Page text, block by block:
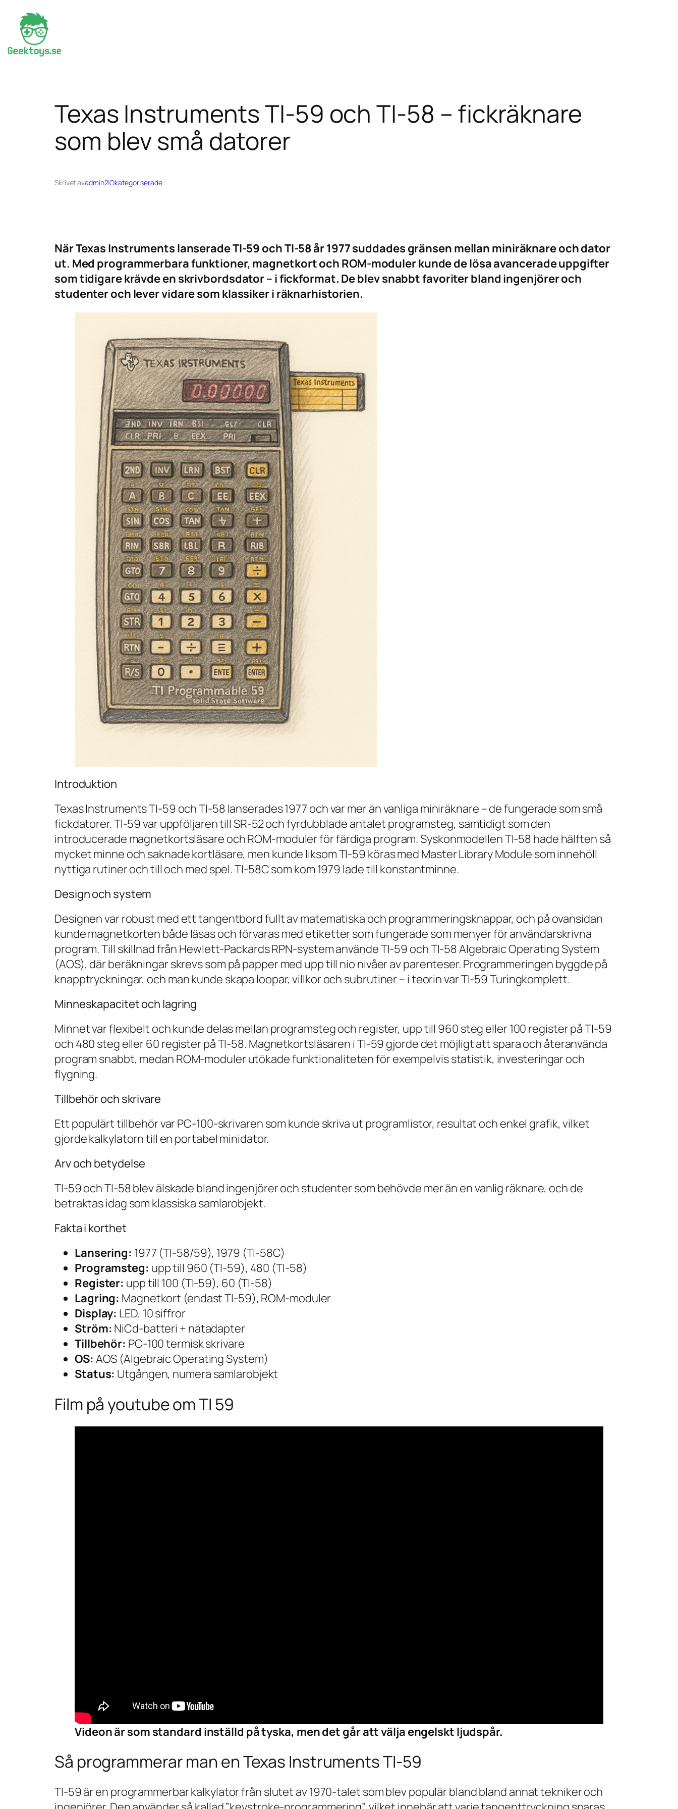
Hoppa
innehåll
Texas Instruments TI-59 och TI-58 – fickräknare
som blev små datorer
Skrivet avadmin2iOkategoriserade
När Texas Instruments lanserade TI-59 och TI-58 år 1977 suddades gränsen mellan miniräknare och dator
ut. Med programmerbara funktioner, magnetkort och ROM-moduler kunde de lösa avancerade uppgifter
som tidigare krävde en skrivbordsdator – i fickformat. De blev snabbt favoriter bland ingenjörer och
studenter och lever vidare som klassiker i räknarhistorien.
Introduktion
Texas Instruments TI-59 och TI-58 lanserades 1977 och var mer än vanliga miniräknare – de fungerade som små
fickdatorer. TI-59 var uppföljaren till SR-52 och fyrdubblade antalet programsteg, samtidigt som den
introducerade magnetkortsläsare och ROM-moduler för färdiga program. Syskonmodellen TI-58 hade hälften så
mycket minne och saknade kortläsare, men kunde liksom TI-59 köras med Master Library Module som innehöll
nyttiga rutiner och till och med spel. TI-58C som kom 1979 lade till konstantminne.
Design och system
Designen var robust med ett tangentbord fullt av matematiska och programmeringsknappar, och på ovansidan
kunde magnetkorten både läsas och förvaras med etiketter som fungerade som menyer för användarskrivna
program. Till skillnad från Hewlett-Packards RPN-system använde TI-59 och TI-58 Algebraic Operating System
(AOS), där beräkningar skrevs som på papper med upp till nio nivåer av parenteser. Programmeringen byggde på
knapptryckningar, och man kunde skapa loopar, villkor och subrutiner – i teorin var TI-59 Turingkomplett.
Minneskapacitet och lagring
Minnet var flexibelt och kunde delas mellan programsteg och register, upp till 960 steg eller 100 register på TI-59
och 480 steg eller 60 register på TI-58. Magnetkortsläsaren i TI-59 gjorde det möjligt att spara och återanvända
program snabbt, medan ROM-moduler utökade funktionaliteten för exempelvis statistik, investeringar och
flygning.
Tillbehör och skrivare
Ett populärt tillbehör var PC-100-skrivaren som kunde skriva ut programlistor, resultat och enkel grafik, vilket
gjorde kalkylatorn till en portabel minidator.
Arv och betydelse
TI-59 och TI-58 blev älskade bland ingenjörer och studenter som behövde mer än en vanlig räknare, och de
betraktas idag som klassiska samlarobjekt.
Fakta i korthet
Lansering: 1977 (TI-58/59), 1979 (TI-58C)
Programsteg: upp till 960 (TI-59), 480 (TI-58)
Register: upp till 100 (TI-59), 60 (TI-58)
Lagring: Magnetkort (endast TI-59), ROM-moduler
Display: LED, 10 siffror
Ström: NiCd-batteri + nätadapter
Tillbehör: PC-100 termisk skrivare
OS: AOS (Algebraic Operating System)
Status: Utgången, numera samlarobjekt
Film på youtube om TI 59
Videon är som standard inställd på tyska, men det går att välja engelskt ljudspår.
Så programmerar man en Texas Instruments TI-59
TI-59 är en programmerbar kalkylator från slutet av 1970-talet som blev populär bland bland annat tekniker och